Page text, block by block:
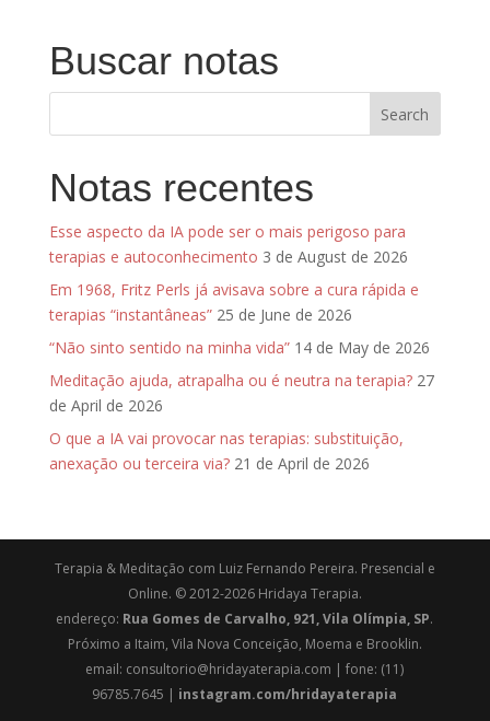
Buscar notas
Notas recentes
Esse aspecto da IA pode ser o mais perigoso para
terapias e autoconhecimento 3 de August de 2026
Em 1968, Fritz Perls já avisava sobre a cura rápida e
terapias “instantâneas” 25 de June de 2026
“Não sinto sentido na minha vida” 14 de May de 2026
Meditação ajuda, atrapalha ou é neutra na terapia? 27
de April de 2026
O que a IA vai provocar nas terapias: substituição,
anexação ou terceira via? 21 de April de 2026
Terapia & Meditação com Luiz Fernando Pereira. Presencial e
Online. © 2012-2026 Hridaya Terapia.
endereço: Rua Gomes de Carvalho, 921, Vila Olímpia, SP.
Próximo a Itaim, Vila Nova Conceição, Moema e Brooklin.
email: consultorio@hridayaterapia.com | fone: (11)
96785.7645 | instagram.com/hridayaterapia